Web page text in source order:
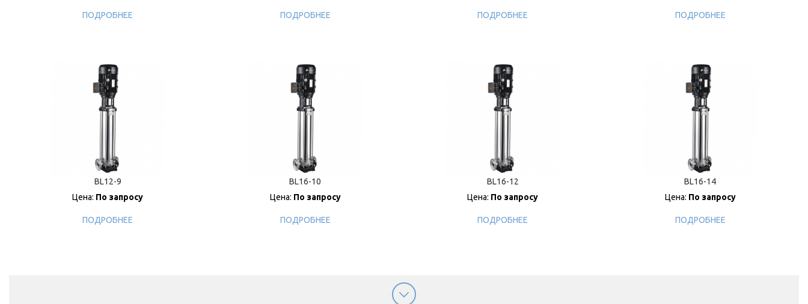
ПОДРОБНЕЕ ПОДРОБНЕЕ ПОДРОБНЕЕ ПОДРОБНЕЕ
BL12-9
Цена: По запросу
ПОДРОБНЕЕ
BL16-10
Цена: По запросу
ПОДРОБНЕЕ
BL16-12
Цена: По запросу
ПОДРОБНЕЕ
BL16-14
Цена: По запросу
ПОДРОБНЕЕ
Загрузить еще